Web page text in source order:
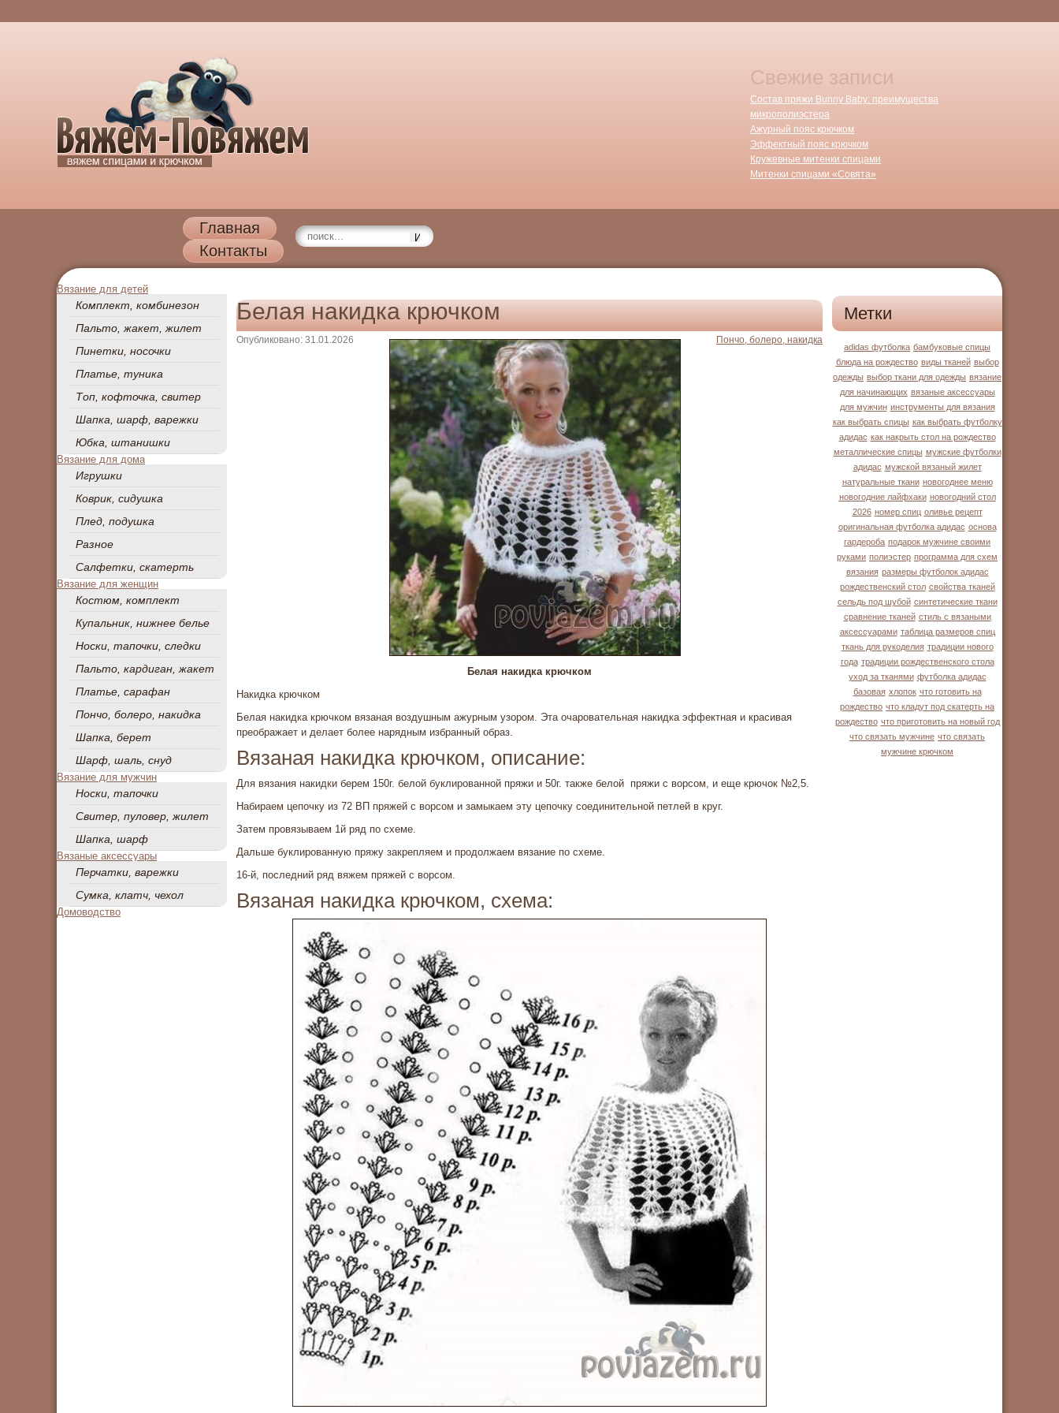
Свежие записи
Состав пряжи Bunny Baby: преимущества
микрополиэстера
Ажурный пояс крючком
Эффектный пояс крючком
Кружевные митенки спицами
Митенки спицами «Совята»
Главная
Контакты
Вязание для детей
Комплект, комбинезон
Пальто, жакет, жилет
Пинетки, носочки
Платье, туника
Топ, кофточка, свитер
Шапка, шарф, варежки
Юбка, штанишки
Вязание для дома
Игрушки
Коврик, сидушка
Плед, подушка
Разное
Салфетки, скатерть
Вязание для женщин
Костюм, комплект
Купальник, нижнее белье
Носки, тапочки, следки
Пальто, кардиган, жакет
Платье, сарафан
Пончо, болеро, накидка
Шапка, берет
Шарф, шаль, снуд
Вязание для мужчин
Носки, тапочки
Свитер, пуловер, жилет
Шапка, шарф
Вязаные аксессуары
Перчатки, варежки
Сумка, клатч, чехол
Домоводство
Белая накидка крючком
Опубликовано: 31.01.2026 Пончо, болеро, накидка
Белая накидка крючком
Накидка крючком
Белая накидка крючком вязаная воздушным ажурным узором. Эта очаровательная накидка эффектная и красивая
преображает и делает более нарядным избранный образ.
Вязаная накидка крючком, описание:
Для вязания накидки берем 150г. белой буклированной пряжи и 50г. также белой пряжи с ворсом, и еще крючок №2,5.
Набираем цепочку из 72 ВП пряжей с ворсом и замыкаем эту цепочку соединительной петлей в круг.
Затем провязываем 1й ряд по схеме.
Дальше буклированную пряжу закрепляем и про­должаем вя­зание по схеме.
16-й, послед­ний ряд вяжем пряжей с ворсом.
Вязаная накидка крючком, схема:
Метки
adidas футболка бамбуковые спицы
блюда на рождество виды тканей выбор
одежды выбор ткани для одежды вязание
для начинающих вязаные аксессуары
для мужчин инструменты для вязания
как выбрать спицы как выбрать футболку
адидас как накрыть стол на рождество
металлические спицы мужские футболки
адидас мужской вязаный жилет
натуральные ткани новогоднее меню
новогодние лайфхаки новогодний стол
2026 номер спиц оливье рецепт
оригинальная футболка адидас основа
гардероба подарок мужчине своими
руками полиэстер программа для схем
вязания размеры футболок адидас
рождественский стол свойства тканей
сельдь под шубой синтетические ткани
сравнение тканей стиль с вязаными
аксессуарами таблица размеров спиц
ткань для рукоделия традиции нового
года традиции рождественского стола
уход за тканями футболка адидас
базовая хлопок что готовить на
рождество что кладут под скатерть на
рождество что приготовить на новый год
что связать мужчине что связать
мужчине крючком